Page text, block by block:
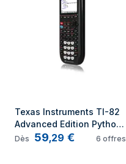
Texas Instruments TI-82
Advanced Edition Python
calculatrice Poche
Dès 59,29 € 6 offres